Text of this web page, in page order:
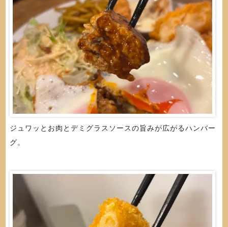
ジュワッとお肉とデミグラスソースの旨みが広がるハンバー
グ。